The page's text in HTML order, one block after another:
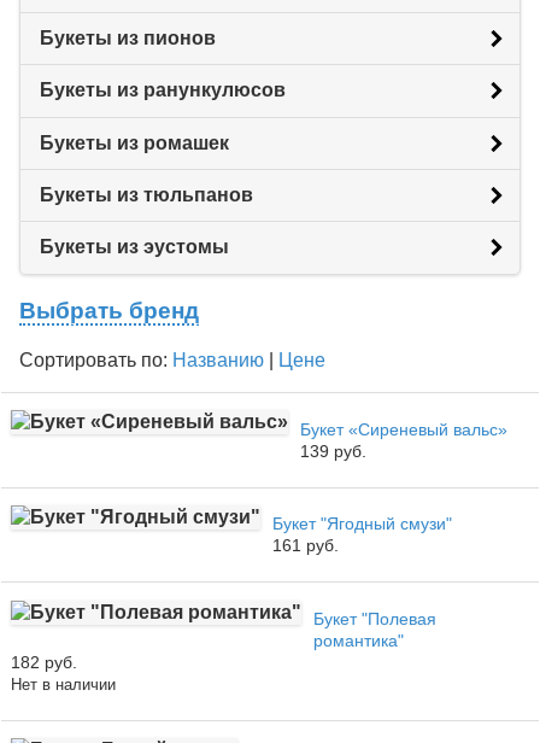
Букеты из пионов
Букеты из ранункулюсов
Букеты из ромашек
Букеты из тюльпанов
Букеты из эустомы
Выбрать бренд
Сортировать по: Названию Цене
Букет «Сиреневый вальс»
139 руб.
Букет "Ягодный смузи"
161 руб.
Букет "Полевая
романтика"
182 руб.
Нет в наличии